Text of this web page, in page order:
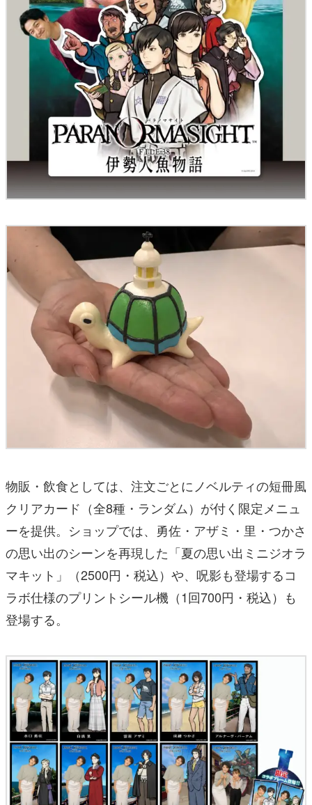
物販・飲食としては、注文ごとにノベルティの短冊風
クリアカード（全8種・ランダム）が付く限定メニュ
ーを提供。ショップでは、勇佐・アザミ・里・つかさ
の思い出のシーンを再現した「夏の思い出ミニジオラ
マキット」（2500円・税込）や、呪影も登場するコ
ラボ仕様のプリントシール機（1回700円・税込）も
登場する。